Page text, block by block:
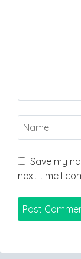
Save my
next time I